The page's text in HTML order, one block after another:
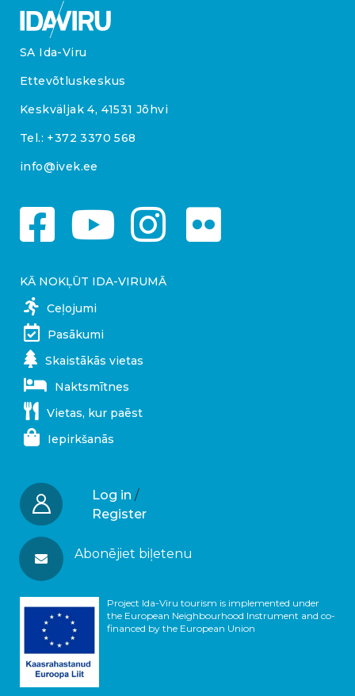
SA Ida-Viru
Ettevõtluskeskus
Keskväljak 4, 41531 Jõhvi
Tel.: +372 3370 568
info@ivek.ee
KĀ NOKĻŪT IDA-VIRUMĀ
Ceļojumi
Pasākumi
Skaistākās vietas
Naktsmītnes
Vietas, kur paēst
Iepirkšanās
Log in /
Register
Abonējiet biļetenu
Project Ida-Viru tourism is implemented under
the European Neighbourhood Instrument and co-
financed by the European Union